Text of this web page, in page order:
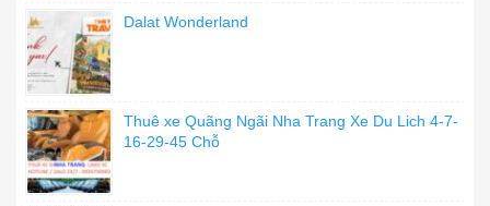
Dalat Wonderland
Thuê xe Quãng Ngãi Nha Trang Xe Du Lich 4-7-
16-29-45 Chỗ